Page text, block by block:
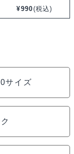
¥990(税込)
サイズ